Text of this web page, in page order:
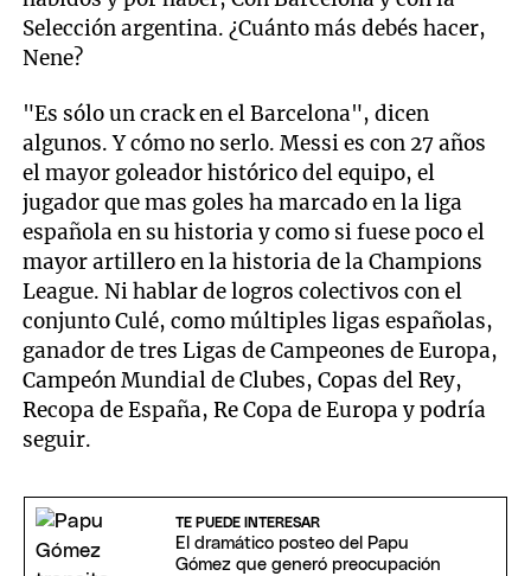
Selección argentina. ¿Cuánto más debés hacer,
Nene?
"Es sólo un crack en el Barcelona", dicen
algunos. Y cómo no serlo. Messi es con 27 años
el mayor goleador histórico del equipo, el
jugador que mas goles ha marcado en la liga
española en su historia y como si fuese poco el
mayor artillero en la historia de la Champions
League. Ni hablar de logros colectivos con el
conjunto Culé, como múltiples ligas españolas,
ganador de tres Ligas de Campeones de Europa,
Campeón Mundial de Clubes, Copas del Rey,
Recopa de España, Re Copa de Europa y podría
seguir.
TE PUEDE INTERESAR
El dramático posteo del Papu
Gómez que generó preocupación